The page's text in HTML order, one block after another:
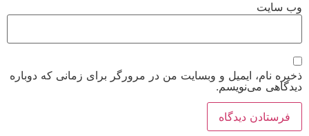
وب‌ سایت
ذخیره نام، ایمیل و وبسایت من در مرورگر برای زمانی که دوباره
دیدگاهی می‌نویسم.